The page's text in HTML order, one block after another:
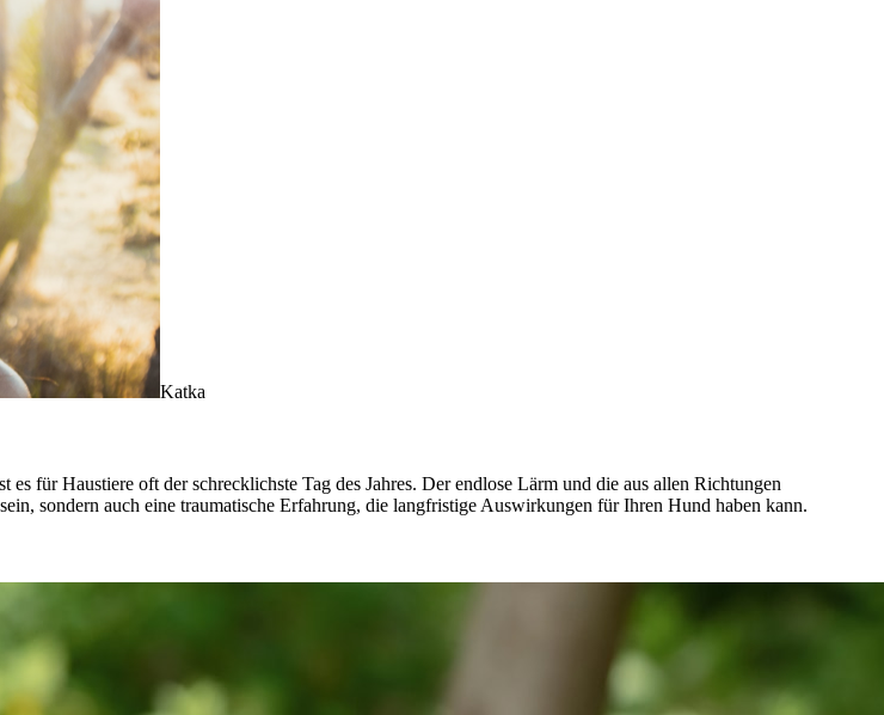
Katka
für Haustiere oft der schrecklichste Tag des Jahres. Der endlose Lärm und die aus allen Richtungen
sondern auch eine traumatische Erfahrung, die langfristige Auswirkungen für Ihren Hund haben kann.